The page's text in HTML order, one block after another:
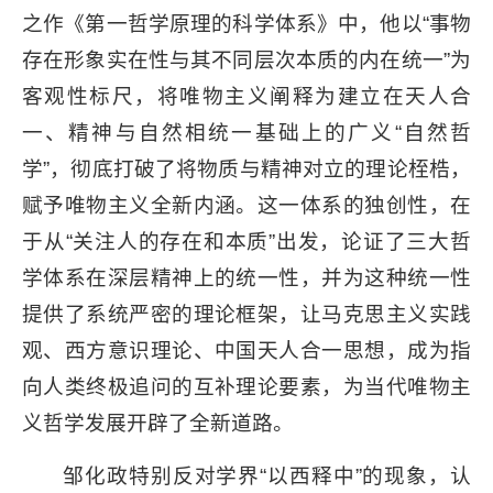
之作《第一哲学原理的科学体系》中，他以“事物
存在形象实在性与其不同层次本质的内在统一”为
客观性标尺，将唯物主义阐释为建立在天人合
一、精神与自然相统一基础上的广义“自然哲
学”，彻底打破了将物质与精神对立的理论桎梏，
赋予唯物主义全新内涵。这一体系的独创性，在
于从“关注人的存在和本质”出发，论证了三大哲
学体系在深层精神上的统一性，并为这种统一性
提供了系统严密的理论框架，让马克思主义实践
观、西方意识理论、中国天人合一思想，成为指
向人类终极追问的互补理论要素，为当代唯物主
义哲学发展开辟了全新道路。
邹化政特别反对学界“以西释中”的现象，认